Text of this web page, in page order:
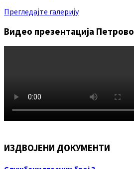
Прегледајте галерију
Видео презентација Петрово
ИЗДВОЈЕНИ ДОКУМЕНТИ